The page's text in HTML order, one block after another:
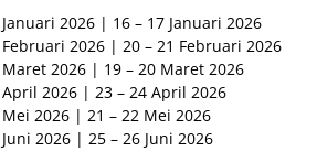
2026 | 16 – 17 Januari 2026
Februari 2026 | 20 – 21 Februari 2026
Maret 2026 | 19 – 20 Maret 2026
April 2026 | 23 – 24 April 2026
2026 | 21 – 22 Mei 2026
2026 | 25 – 26 Juni 2026